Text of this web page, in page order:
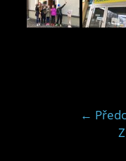
←